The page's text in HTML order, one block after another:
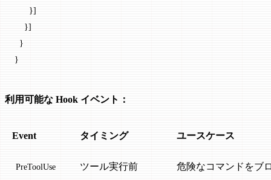
      }]
    }]
  }
}
利用可能な Hook イベント：
Event タイミング ユースケース
PreToolUse ツール実行前 危険なコマンドをブ